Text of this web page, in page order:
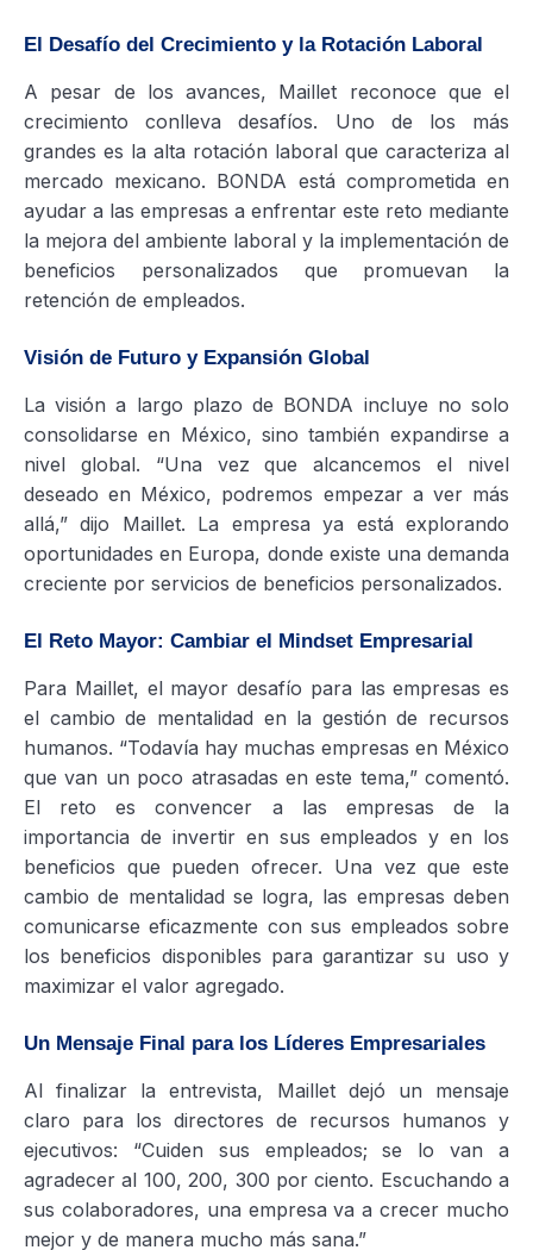
El Desafío del Crecimiento y la Rotación Laboral
A pesar de los avances, Maillet reconoce que el
crecimiento conlleva desafíos. Uno de los más
grandes es la alta rotación laboral que caracteriza al
mercado mexicano. BONDA está comprometida en
ayudar a las empresas a enfrentar este reto mediante
la mejora del ambiente laboral y la implementación de
beneficios personalizados que promuevan la
retención de empleados.
Visión de Futuro y Expansión Global
La visión a largo plazo de BONDA incluye no solo
consolidarse en México, sino también expandirse a
nivel global. “Una vez que alcancemos el nivel
deseado en México, podremos empezar a ver más
allá,” dijo Maillet. La empresa ya está explorando
oportunidades en Europa, donde existe una demanda
creciente por servicios de beneficios personalizados.
El Reto Mayor: Cambiar el Mindset Empresarial
Para Maillet, el mayor desafío para las empresas es
el cambio de mentalidad en la gestión de recursos
humanos. “Todavía hay muchas empresas en México
que van un poco atrasadas en este tema,” comentó.
El reto es convencer a las empresas de la
importancia de invertir en sus empleados y en los
beneficios que pueden ofrecer. Una vez que este
cambio de mentalidad se logra, las empresas deben
comunicarse eficazmente con sus empleados sobre
los beneficios disponibles para garantizar su uso y
maximizar el valor agregado.
Un Mensaje Final para los Líderes Empresariales
Al finalizar la entrevista, Maillet dejó un mensaje
claro para los directores de recursos humanos y
ejecutivos: “Cuiden sus empleados; se lo van a
agradecer al 100, 200, 300 por ciento. Escuchando a
sus colaboradores, una empresa va a crecer mucho
mejor y de manera mucho más sana.”